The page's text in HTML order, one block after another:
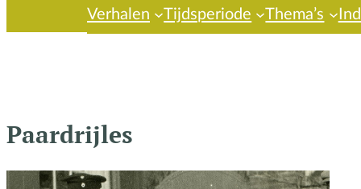
Verhalen Tijdsperiode Thema’s
Paardrijles